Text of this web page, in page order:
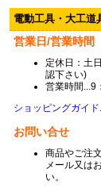
電動工具・大工
営業日/営業時間
定休日：土
認下さい)
営業時間...9
ショッピングガイド
お問い合せ
商品やご注
メール又は
い。